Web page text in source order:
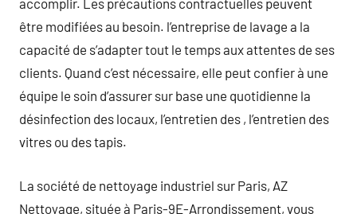
accomplir. Les précautions contractuelles peuvent
être modifiées au besoin. l’entreprise de lavage a la
capacité de s’adapter tout le temps aux attentes de ses
clients. Quand c’est nécessaire, elle peut confier à une
équipe le soin d’assurer sur base une quotidienne la
désinfection des locaux, l’entretien des , l’entretien des
vitres ou des tapis.
La société de nettoyage industriel sur Paris, AZ
Nettoyage, située à Paris-9E-Arrondissement, vous